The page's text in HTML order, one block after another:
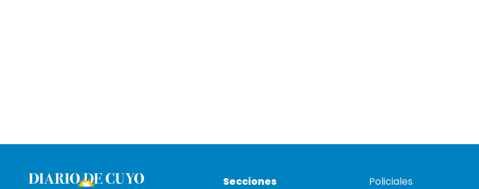
Secciones
Policiales